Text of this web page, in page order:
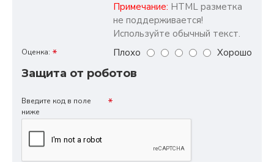
Примечание: HTML разметка
не поддерживается!
Используйте обычный текст.
Оценка: Плохо Хорошо
Защита от роботов
Введите код в поле
ниже